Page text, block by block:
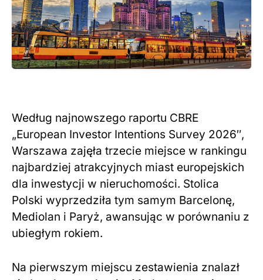
Według najnowszego raportu CBRE
„European Investor Intentions Survey 2026″,
Warszawa zajęła trzecie miejsce w rankingu
najbardziej atrakcyjnych miast europejskich
dla inwestycji w nieruchomości. Stolica
Polski wyprzedziła tym samym Barcelonę,
Mediolan i Paryż, awansując w porównaniu z
ubiegłym rokiem.
Na pierwszym miejscu zestawienia znalazł